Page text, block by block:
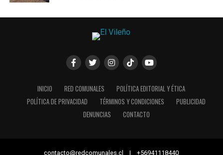
INICIO RED COMUNALES
POLÍTICA EDITORIAL Y ÉTICA
POLÍTICA DE PRIVACIDAD
TÉRMINOS Y CONDICIONES
PUBLICIDAD
DENUNCIAS
CONTACTO
contacto@redcomunales.cl | +56941118440